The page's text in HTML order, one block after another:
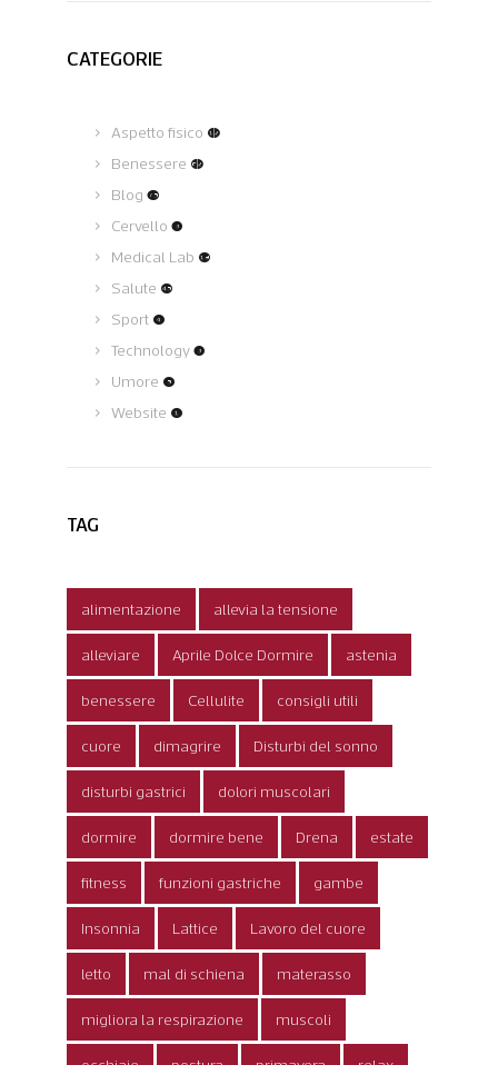
CATEGORIE
Aspetto fisico (12)
Benessere (62)
Blog (75)
Cervello (3)
Medical Lab (19)
Salute (45)
Sport(4)
Technology(3)
Umore (5)
Website (1)
TAG
alimentazione allevia la tensione
alleviare Aprile Dolce Dormire astenia
benessere Cellulite consigli utili
cuore dimagrire Disturbi del sonno
disturbi gastrici dolori muscolari
dormire dormire bene Drena estate
fitness funzioni gastriche gambe
Insonnia Lattice Lavoro del cuore
letto mal di schiena materasso
migliora la respirazione muscoli